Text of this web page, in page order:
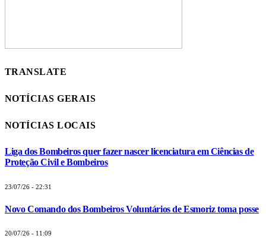
TRANSLATE
NOTÍCIAS GERAIS
NOTÍCIAS LOCAIS
Liga dos Bombeiros quer fazer nascer licenciatura em Ciências de
Proteção Civil e Bombeiros
23/07/26 - 22:31
Novo Comando dos Bombeiros Voluntários de Esmoriz toma posse
20/07/26 - 11:09